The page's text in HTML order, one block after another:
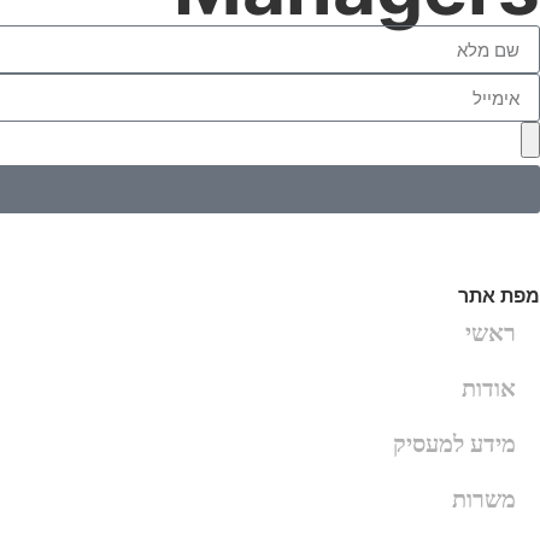
מפת אתר
ראשי
אודות
מידע למעסיק
משרות